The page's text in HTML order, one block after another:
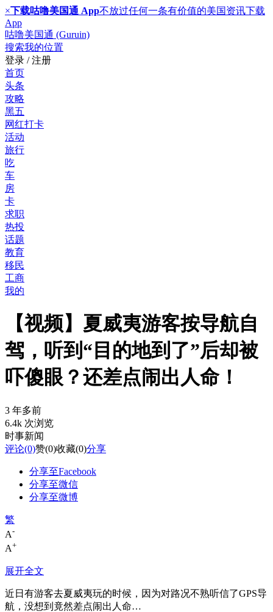
×下载咕噜美国通 App不放过任何一条有价值的美国资讯下载
App
咕噜美国通 (Guruin)
搜索我的位置
登录 / 注册
首页
头条
攻略
黑五
网红打卡
活动
旅行
吃
车
房
卡
求职
热投
话题
教育
移民
工商
我的
【视频】夏威夷游客按导航自
驾，听到“目的地到了”后却被
吓傻眼？还差点闹出人命！
3 年多前
6.4k 次浏览
时事新闻
评论(0)赞(0)收藏(0)分享
分享至Facebook
分享至微信
分享至微博
繁
A-
A+
展开全文
近日有游客去夏威夷玩的时候，因为对路况不熟听信了GPS导
航，没想到竟然差点闹出人命…